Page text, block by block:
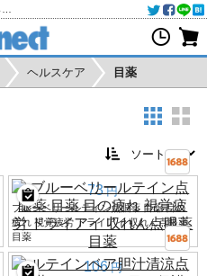
ヘルスケア 目薬
73 円
ブルーベリールテイン点眼薬 目薬 目の
疲れ 視覚疲労 ドライアイ 収れん点眼薬
目薬
106 円